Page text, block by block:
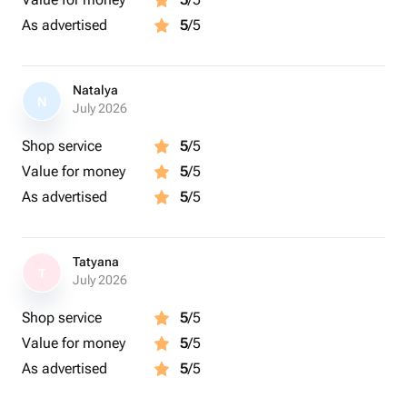
мессенджер на свой телефон
Продолжительность фотосессии - 105 минут
Фото предоставляются на выбор: в чёрно-белом или
цветном формате
Выбор одного фона для фотосессии: белый, черный,
серый, желтый
Рекомендуется взять с собой чистую сменную обувь,
ツ Где проходит:
ул. Русаковская, 13а
As advertised
5/5
N
Natalya
July 2026
Shop service 5/5
Value for money
5/5
As advertised
5/5
Tatyana
July 2026
Shop service 5/5
Value for money
5/5
As advertised
5/5